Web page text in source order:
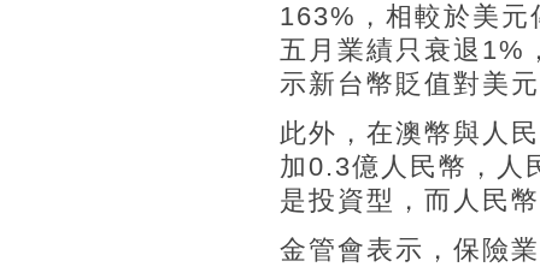
163%，相較於美
五月業績只衰退1%
示新台幣貶值對美
此外，在澳幣與人
加0.3億人民幣，人
是投資型，而人民
金管會表示，保險